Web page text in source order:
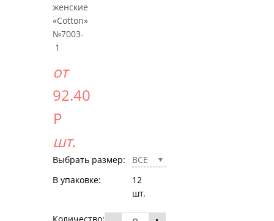
женские
«Cotton»
№7003-
1
от
92.40
Р
шт.
Выбрать размер:
ВСЕ
В упаковке:
12
шт.